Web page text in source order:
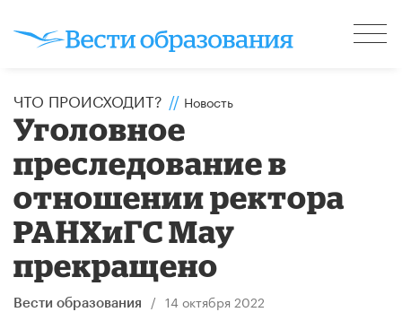
ЧТО ПРОИСХОДИТ? // Новость
Уголовное
преследование в
отношении ректора
РАНХиГС Мау
прекращено
Вести образования / 14 октября 2022